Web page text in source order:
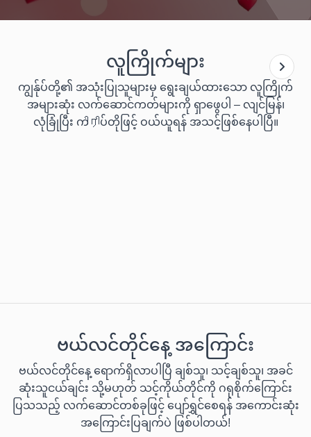
လူကြိုက်များ
ကျွန်ုပ်တို့၏ အသုံးပြုသူများမှ ရွေးချယ်ထားသော လူကြိုက်
အများဆုံး လက်ဆောင်ကတ်များကို ရှာဖွေပါ – လျင်မြန်၊
လုံခြုံပြီး ကிரிပ်တိုဖြင့် ဝယ်ယူရန် အသင့်ဖြစ်နေပါပြီ။
ဗယ်လင်တိုင်နေ့ အကြောင်း
ဗယ်လင်တိုင်နေ့ ရောက်ရှိလာပါပြီ ချစ်သူ၊ သင့်ချစ်သူ၊ အခင်
ဆုံးသူငယ်ချင်း သို့မဟုတ် သင့်ကိုယ်တိုင်ကို ဂရုစိုက်ကြောင်း
ပြသသည့် လက်ဆောင်တစ်ခုဖြင့် ပျော်ရွှင်စေရန် အကောင်းဆုံး
အကြောင်းပြချက်ပဲ ဖြစ်ပါတယ်!